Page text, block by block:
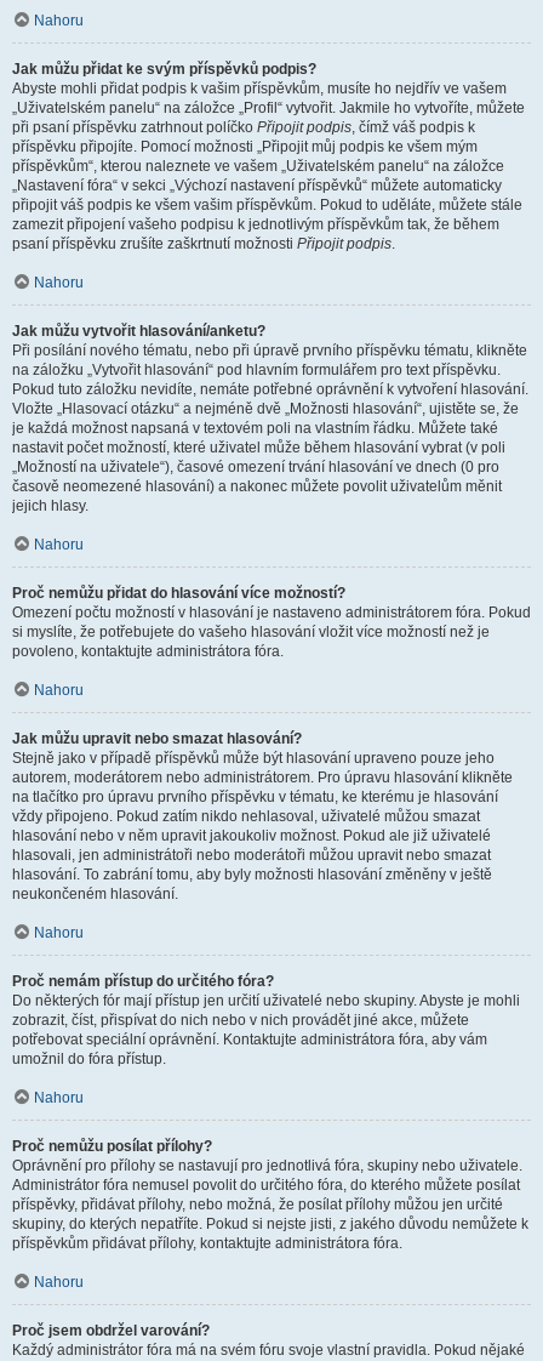
Nahoru
Jak můžu přidat ke svým příspěvků podpis?
Abyste mohli přidat podpis k vašim příspěvkům, musíte ho nejdřív ve vašem
„Uživatelském panelu“ na záložce „Profil“ vytvořit. Jakmile ho vytvoříte, můžete
při psaní příspěvku zatrhnout políčko Připojit podpis, čímž váš podpis k
příspěvku připojíte. Pomocí možnosti „Připojit můj podpis ke všem mým
příspěvkům“, kterou naleznete ve vašem „Uživatelském panelu“ na záložce
„Nastavení fóra“ v sekci „Výchozí nastavení příspěvků“ můžete automaticky
připojit váš podpis ke všem vašim příspěvkům. Pokud to uděláte, můžete stále
zamezit připojení vašeho podpisu k jednotlivým příspěvkům tak, že během
psaní příspěvku zrušíte zaškrtnutí možnosti Připojit podpis.
Nahoru
Jak můžu vytvořit hlasování/anketu?
Při posílání nového tématu, nebo při úpravě prvního příspěvku tématu, klikněte
na záložku „Vytvořit hlasování“ pod hlavním formulářem pro text příspěvku.
Pokud tuto záložku nevidíte, nemáte potřebné oprávnění k vytvoření hlasování.
Vložte „Hlasovací otázku“ a nejméně dvě „Možnosti hlasování“, ujistěte se, že
je každá možnost napsaná v textovém poli na vlastním řádku. Můžete také
nastavit počet možností, které uživatel může během hlasování vybrat (v poli
„Možností na uživatele“), časové omezení trvání hlasování ve dnech (0 pro
časově neomezené hlasování) a nakonec můžete povolit uživatelům měnit
jejich hlasy.
Nahoru
Proč nemůžu přidat do hlasování více možností?
Omezení počtu možností v hlasování je nastaveno administrátorem fóra. Pokud
si myslíte, že potřebujete do vašeho hlasování vložit více možností než je
povoleno, kontaktujte administrátora fóra.
Nahoru
Jak můžu upravit nebo smazat hlasování?
Stejně jako v případě příspěvků může být hlasování upraveno pouze jeho
autorem, moderátorem nebo administrátorem. Pro úpravu hlasování klikněte
na tlačítko pro úpravu prvního příspěvku v tématu, ke kterému je hlasování
vždy připojeno. Pokud zatím nikdo nehlasoval, uživatelé můžou smazat
hlasování nebo v něm upravit jakoukoliv možnost. Pokud ale již uživatelé
hlasovali, jen administrátoři nebo moderátoři můžou upravit nebo smazat
hlasování. To zabrání tomu, aby byly možnosti hlasování změněny v ještě
neukončeném hlasování.
Nahoru
Proč nemám přístup do určitého fóra?
Do některých fór mají přístup jen určití uživatelé nebo skupiny. Abyste je mohli
zobrazit, číst, přispívat do nich nebo v nich provádět jiné akce, můžete
potřebovat speciální oprávnění. Kontaktujte administrátora fóra, aby vám
umožnil do fóra přístup.
Nahoru
Proč nemůžu posílat přílohy?
Oprávnění pro přílohy se nastavují pro jednotlivá fóra, skupiny nebo uživatele.
Administrátor fóra nemusel povolit do určitého fóra, do kterého můžete posílat
příspěvky, přidávat přílohy, nebo možná, že posílat přílohy můžou jen určité
skupiny, do kterých nepatříte. Pokud si nejste jisti, z jakého důvodu nemůžete k
příspěvkům přidávat přílohy, kontaktujte administrátora fóra.
Nahoru
Proč jsem obdržel varování?
Každý administrátor fóra má na svém fóru svoje vlastní pravidla. Pokud nějaké